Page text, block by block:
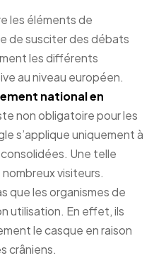
les éléments de
de susciter des débats
les différents
au niveau européen.
national en
non obligatoire pour les
s’applique uniquement à
Une telle
visiteurs.
que les organismes de
utilisation. En effet, ils
le casque en raison
crâniens.